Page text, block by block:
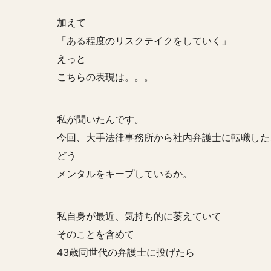
加えて
「ある程度のリスクテイクをしていく」
えっと
こちらの表現は。。。
私が聞いたんです。
今回、大手法律事務所から社内弁護士に転職し
どう
メンタルをキープしているか。
私自身が最近、気持ち的に萎えていて
そのことを含めて
43歳同世代の弁護士に投げたら